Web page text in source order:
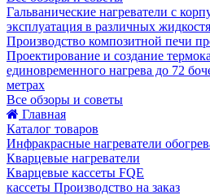
Гальванические нагреватели с
эксплуатация в различных
Производство композитной печи
Проектирование и создание
единовременного нагрева до 72
метрах
Все обзоры и советы
Главная
Каталог товаров
Инфракрасные нагреватели
Кварцевые нагреватели
Кварцевые кассеты FQE
кассеты Производство на заказ